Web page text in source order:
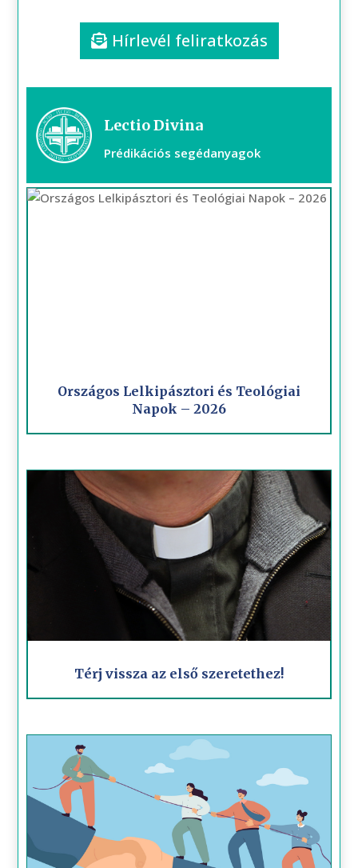
Hírlevél feliratkozás
Lectio Divina
Prédikációs segédanyagok
Országos Lelkipásztori és Teológiai
Napok – 2026
Térj vissza az első szeretethez!